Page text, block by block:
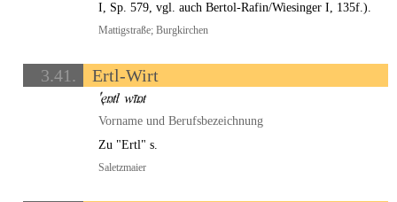
I, Sp. 579, vgl. auch Bertol-Rafin/Wiesinger I, 135f.).
Mattigstraße; Burgkirchen
3.41. Ertl-Wirt
Vorname und Berufsbezeichnung
Zu "Ertl" s.
Saletzmaier